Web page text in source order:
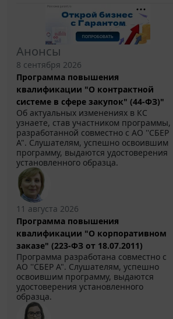
Анонсы
8 сентября 2026
Программа повышения
квалификации "О контрактной
системе в сфере закупок" (44-ФЗ)"
Об актуальных изменениях в КС
узнаете, став участником программы,
разработанной совместно с АО ''СБЕР
А". Слушателям, успешно освоившим
программу, выдаются удостоверения
установленного образца.
11 августа 2026
Программа повышения
квалификации "О корпоративном
заказе" (223-ФЗ от 18.07.2011)
Программа разработана совместно с
АО ''СБЕР А". Слушателям, успешно
освоившим программу, выдаются
удостоверения установленного
образца.